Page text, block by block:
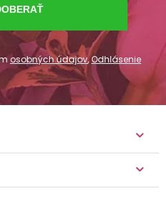
osobných údajov,Odhlásenie